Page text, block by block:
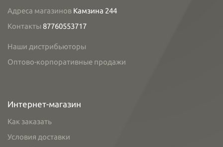
Адреса магазинов Камзина 244
Контакты 87760553717
Наши дистрибьюторы
Оптово-корпоративные продажи
Интернет-магазин
Как заказать
Условия доставки